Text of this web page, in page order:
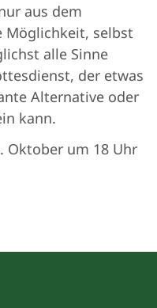
aus dem
Möglichkeit, selbst
alle Sinne
der etwas
Alternative oder
kann.
Oktober um 18 Uhr